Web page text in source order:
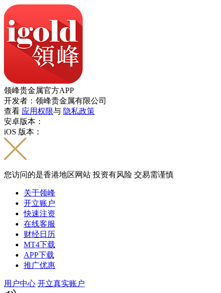
领峰贵金属官方APP
开发者：领峰贵金属有限公司
查看 应用权限与 隐私政策
安卓版本：
iOS 版本：
您访问的是香港地区网站 投资有风险 交易需谨慎
关于领峰
开立账户
快速注资
在线客服
财经日历
MT4下载
APP下载
推广优惠
用户中心 开立真实账户